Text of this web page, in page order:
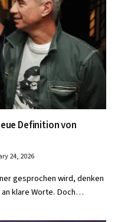
Definition von
24, 2026
gesprochen wird, denken
an klare Worte. Doch…